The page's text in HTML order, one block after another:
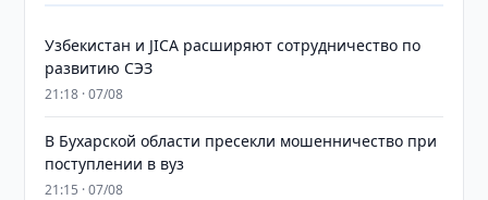
Узбекистан и JICA расширяют сотрудничество по
развитию СЭЗ
21:18 · 07/08
В Бухарской области пресекли мошенничество при
поступлении в вуз
21:15 · 07/08